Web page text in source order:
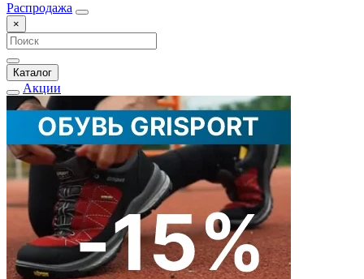
Распродажа
×
Каталог
Акции